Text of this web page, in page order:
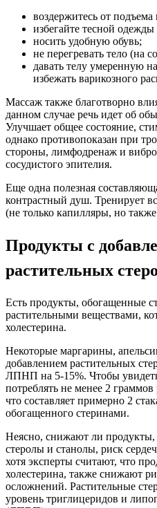
воздержитесь от
избегайте тесной
носить удобную обувь;
не перегревать тело (на
давать телу умеренную
избежать варикозного
Массаж также благотворно
данном случае речь идет об
Улучшает общее состояние,
однако противопоказан при
стороны, лимфодренаж и
сосудистого эпителия.
Еще одна полезная
контрастный душ. Тренирует
(не только капилляры, но
Продукты с
растительных
Есть продукты, обогащенные
растительными веществами,
холестерина.
Некоторые маргарины,
добавлением растительных
ЛПНП на 5-15%. Чтобы
потреблять не менее 2
что составляет примерно 2
обогащенного стеринами.
Неясно, снижают ли продукты,
стеролы и станолы, риск
хотя эксперты считают, что
холестерина, также снижают
осложнений. Растительные
уровень триглицеридов и